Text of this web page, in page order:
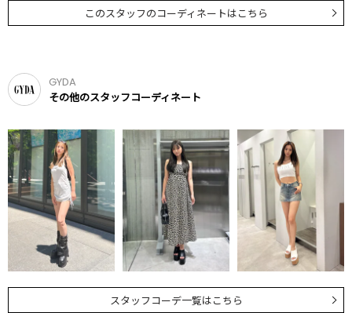
このスタッフのコーディネートはこちら
GYDA
その他のスタッフコーディネート
スタッフコーデ一覧はこちら